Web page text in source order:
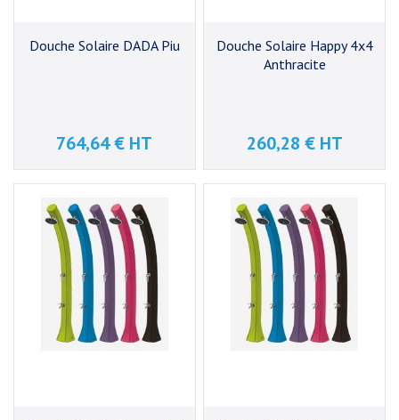
Douche Solaire DADA Piu
Prix
764,64 € HT
Douche Solaire Happy 4x4
Anthracite
Prix
260,28 € HT